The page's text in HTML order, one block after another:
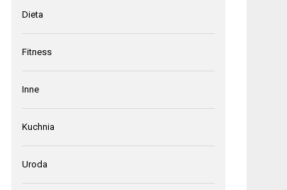
Dieta
Fitness
Inne
Kuchnia
Uroda